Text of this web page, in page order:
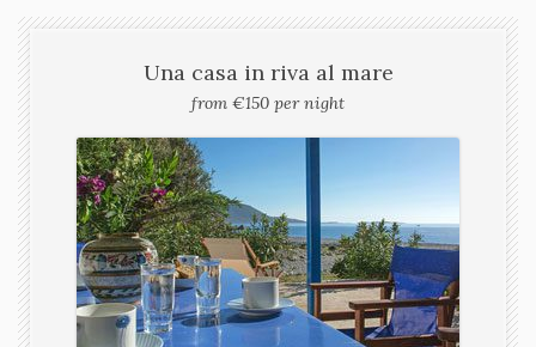
Una casa in riva al mare
from €150 per night